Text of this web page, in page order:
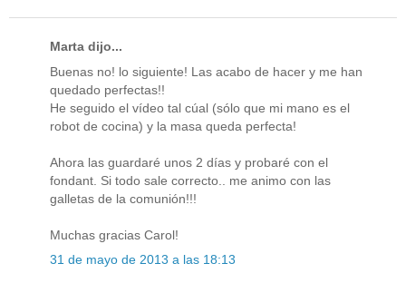
Marta dijo...
Buenas no! lo siguiente! Las acabo de hacer y me han
quedado perfectas!!
He seguido el vídeo tal cúal (sólo que mi mano es el
robot de cocina) y la masa queda perfecta!
Ahora las guardaré unos 2 días y probaré con el
fondant. Si todo sale correcto.. me animo con las
galletas de la comunión!!!
Muchas gracias Carol!
31 de mayo de 2013 a las 18:13